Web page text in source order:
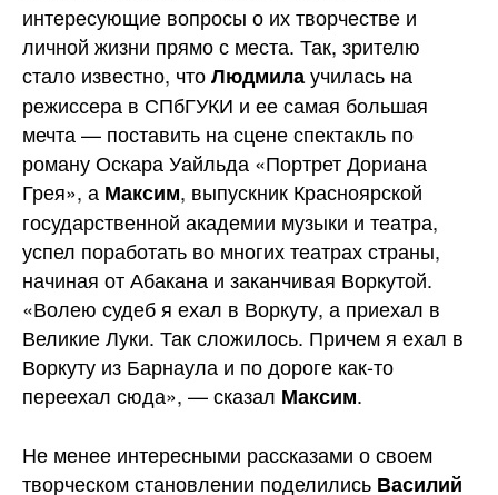
интересующие вопросы о их творчестве и
личной жизни прямо с места. Так, зрителю
стало известно, чтоЛюдмилаучилась на
режиссера в СПбГУКИ и ее самая большая
мечта — поставить на сцене спектакль по
роману Оскара Уайльда «Портрет Дориана
Грея», а Максим, выпускник Красноярской
государственной академии музыки и театра,
успел поработать во многих театрах страны,
начиная от Абакана и заканчивая Воркутой.
«Волею судеб я ехал в Воркуту, а приехал в
Великие Луки. Так сложилось. Причем я ехал в
Воркуту из Барнаула и по дороге как-то
переехал сюда», — сказал Максим.
Не менее интересными рассказами о своем
творческом становлении поделились Василий